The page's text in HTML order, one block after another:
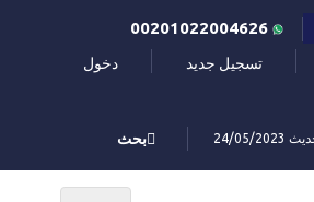
تسجيل جديد دخول
05/2023 بحث